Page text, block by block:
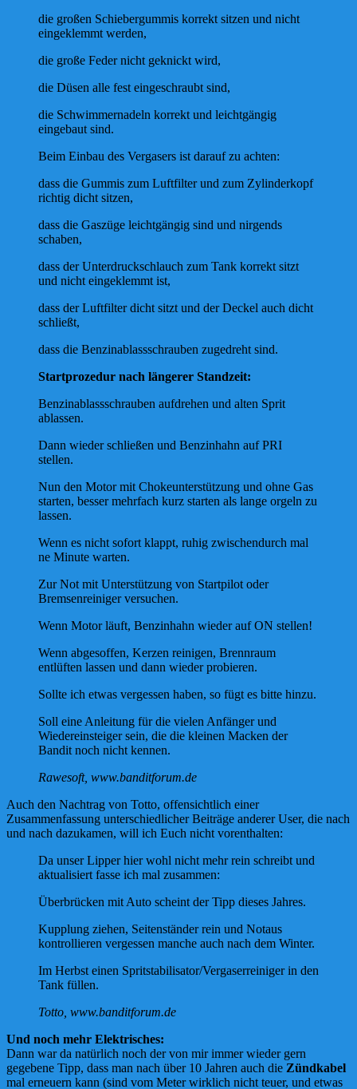
die großen Schiebergummis korrekt sitzen und nicht
eingeklemmt werden,
die große Feder nicht geknickt wird,
die Düsen alle fest eingeschraubt sind,
die Schwimmernadeln korrekt und leichtgängig
eingebaut sind.
Beim Einbau des Vergasers ist darauf zu achten:
dass die Gummis zum Luftfilter und zum Zylinderkopf
richtig dicht sitzen,
dass die Gaszüge leichtgängig sind und nirgends
schaben,
dass der Unterdruckschlauch zum Tank korrekt sitzt
und nicht eingeklemmt ist,
dass der Luftfilter dicht sitzt und der Deckel auch dicht
schließt,
dass die Benzinablassschrauben zugedreht sind.
Startprozedur nach längerer Standzeit:
Benzinablassschrauben aufdrehen und alten Sprit
ablassen.
Dann wieder schließen und Benzinhahn auf PRI
stellen.
Nun den Motor mit Chokeunterstützung und ohne Gas
starten, besser mehrfach kurz starten als lange orgeln zu
lassen.
Wenn es nicht sofort klappt, ruhig zwischendurch mal
ne Minute warten.
Zur Not mit Unterstützung von Startpilot oder
Bremsenreiniger versuchen.
Wenn Motor läuft, Benzinhahn wieder auf ON stellen!
Wenn abgesoffen, Kerzen reinigen, Brennraum
entlüften lassen und dann wieder probieren.
Sollte ich etwas vergessen haben, so fügt es bitte hinzu.
Soll eine Anleitung für die vielen Anfänger und
Wiedereinsteiger sein, die die kleinen Macken der
Bandit noch nicht kennen.
Rawesoft, www.banditforum.de
Auch den Nachtrag von Totto, offensichtlich einer
Zusammenfassung unterschiedlicher Beiträge anderer User, die nach
und nach dazukamen, will ich Euch nicht vorenthalten:
Da unser Lipper hier wohl nicht mehr rein schreibt und
aktualisiert fasse ich mal zusammen:
Überbrücken mit Auto scheint der Tipp dieses Jahres.
Kupplung ziehen, Seitenständer rein und Notaus
kontrollieren vergessen manche auch nach dem Winter.
Im Herbst einen Spritstabilisator/Vergaserreiniger in den
Tank füllen.
Totto, www.banditforum.de
Und noch mehr Elektrisches:
Dann war da natürlich noch der von mir immer wieder gern
gegebene Tipp, dass man nach über 10 Jahren auch die Zündkabel
mal erneuern kann (sind vom Meter wirklich nicht teuer, und etwas